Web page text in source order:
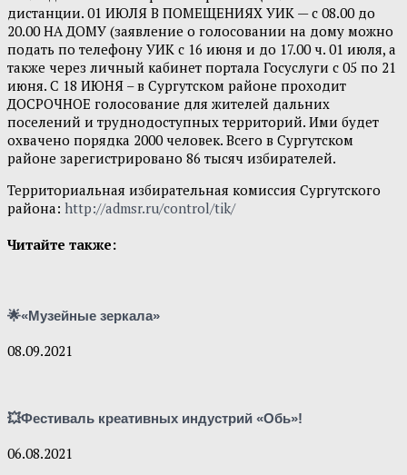
дистанции. 01 ИЮЛЯ В ПОМЕЩЕНИЯХ УИК — с 08.00 до
20.00 НА ДОМУ (заявление о голосовании на дому можно
подать по телефону УИК с 16 июня и до 17.00 ч. 01 июля, а
также через личный кабинет портала Госуслуги с 05 по 21
июня. С 18 ИЮНЯ – в Сургутском районе проходит
ДОСРОЧНОЕ голосование для жителей дальних
поселений и труднодоступных территорий. Ими будет
охвачено порядка 2000 человек. Всего в Сургутском
районе зарегистрировано 86 тысяч избирателей.
Территориальная избирательная комиссия Сургутского
района: http://admsr.ru/control/tik/
Читайте также:
🌟«Музейные зеркала»
08.09.2021
💥Фестиваль креативных индустрий «Обь»!
06.08.2021